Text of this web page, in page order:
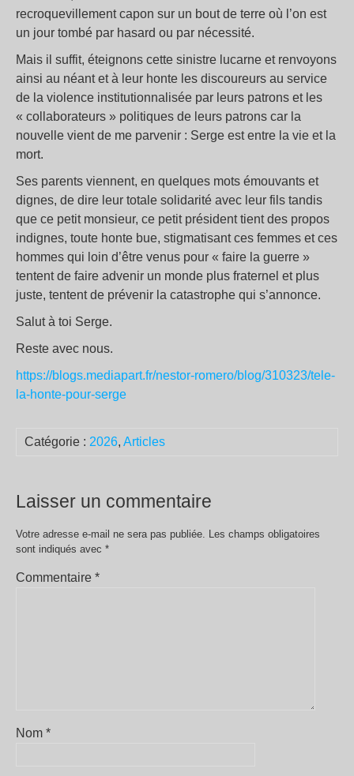
recroquevillement capon sur un bout de terre où l’on est
un jour tombé par hasard ou par nécessité.
Mais il suffit, éteignons cette sinistre lucarne et renvoyons
ainsi au néant et à leur honte les discoureurs au service
de la violence institutionnalisée par leurs patrons et les
« collaborateurs » politiques de leurs patrons car la
nouvelle vient de me parvenir : Serge est entre la vie et la
mort.
Ses parents viennent, en quelques mots émouvants et
dignes, de dire leur totale solidarité avec leur fils tandis
que ce petit monsieur, ce petit président tient des propos
indignes, toute honte bue, stigmatisant ces femmes et ces
hommes qui loin d’être venus pour « faire la guerre »
tentent de faire advenir un monde plus fraternel et plus
juste, tentent de prévenir la catastrophe qui s’annonce.
Salut à toi Serge.
Reste avec nous.
https://blogs.mediapart.fr/nestor-romero/blog/310323/tele-
la-honte-pour-serge
Catégorie : 2026, Articles
Laisser un commentaire
Votre adresse e-mail ne sera pas publiée. Les champs obligatoires
sont indiqués avec *
Commentaire *
Nom *